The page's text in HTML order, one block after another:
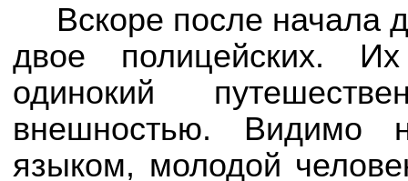
Вскоре после начала
двое полицейских.
одинокий
внешностью. Видимо
языком, молодой